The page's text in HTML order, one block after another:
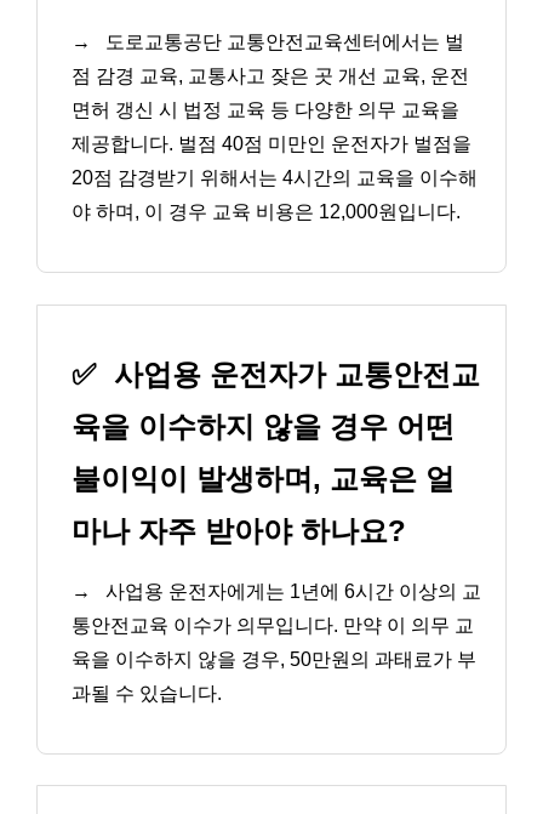
→
도로교통공단 교통안전교육센터에서는 벌
점 감경 교육, 교통사고 잦은 곳 개선 교육, 운전
면허 갱신 시 법정 교육 등 다양한 의무 교육을
제공합니다. 벌점 40점 미만인 운전자가 벌점을
20점 감경받기 위해서는 4시간의 교육을 이수해
야 하며, 이 경우 교육 비용은 12,000원입니다.
✅ 사업용 운전자가 교통안전교
육을 이수하지 않을 경우 어떤
불이익이 발생하며, 교육은 얼
마나 자주 받아야 하나요?
→
사업용 운전자에게는 1년에 6시간 이상의 교
통안전교육 이수가 의무입니다. 만약 이 의무 교
육을 이수하지 않을 경우, 50만원의 과태료가 부
과될 수 있습니다.